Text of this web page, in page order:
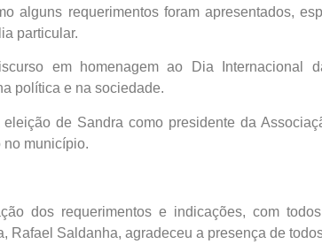
alguns requerimentos foram apresentados,
particular.
em homenagem ao Dia Internacional
política e na sociedade.
de Sandra como presidente da
no município.
dos requerimentos e indicações, com
Rafael Saldanha, agradeceu a presença de